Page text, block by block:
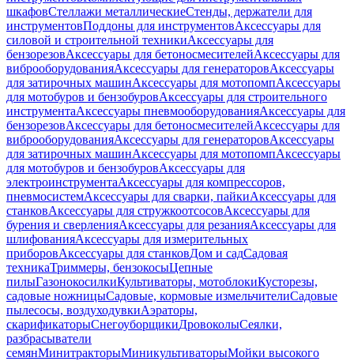
шкафовСтеллажи металлическиеСтенды, держатели для
инструментовПоддоны для инструментовАксессуары для
силовой и строительной техникиАксессуары для
бензорезовАксессуары для бетоносмесителейАксессуары для
виброоборудованияАксессуары для генераторовАксессуары
для затирочных машинАксессуары для мотопомпАксессуары
для мотобуров и бензобуровАксессуары для строительного
инструментаАксессуары пневмооборудованияАксессуары для
бензорезовАксессуары для бетоносмесителейАксессуары для
виброоборудованияАксессуары для генераторовАксессуары
для затирочных машинАксессуары для мотопомпАксессуары
для мотобуров и бензобуровАксессуары для
электроинструментаАксессуары для компрессоров,
пневмосистемАксессуары для сварки, пайкиАксессуары для
станковАксессуары для стружкоотсосовАксессуары для
бурения и сверленияАксессуары для резанияАксессуары для
шлифованияАксессуары для измерительных
приборовАксессуары для станковДом и садСадовая
техникаТриммеры, бензокосыЦепные
пилыГазонокосилкиКультиваторы, мотоблокиКусторезы,
садовые ножницыСадовые, кормовые измельчителиСадовые
пылесосы, воздуходувкиАэраторы,
скарификаторыСнегоуборщикиДровоколыСеялки,
разбрасыватели
семянМинитракторыМиникультиваторыМойки высокого